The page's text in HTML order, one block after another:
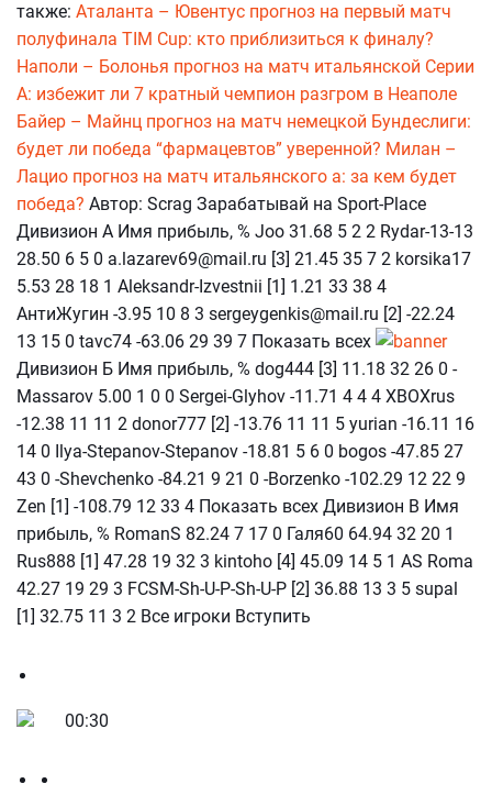
также: Аталанта – Ювентус прогноз на первый матч
полуфинала TIM Cup: кто приблизиться к финалу?
Наполи – Болонья прогноз на матч итальянской Серии
А: избежит ли 7 кратный чемпион разгром в Неаполе
Байер – Майнц прогноз на матч немецкой Бундеслиги:
будет ли победа “фармацевтов” уверенной? Милан –
Лацио прогноз на матч итальянского а: за кем будет
победа? Автор: Scrag Зарабатывай на Sport-Place
Дивизион А Имя прибыль, % Joo 31.68 5 2 2 Rydar-13-13
28.50 6 5 0 a.lazarev69@mail.ru [3] 21.45 35 7 2 korsika17
5.53 28 18 1 Aleksandr-Izvestnii [1] 1.21 33 38 4
АнтиЖугин -3.95 10 8 3 sergeygenkis@mail.ru [2] -22.24
13 15 0 tavc74 -63.06 29 39 7 Показать всех
Дивизион Б Имя прибыль, % dog444 [3] 11.18 32 26 0 -
Massarov 5.00 1 0 0 Sergei-Glyhov -11.71 4 4 4 XBOXrus
-12.38 11 11 2 donor777 [2] -13.76 11 11 5 yurian -16.11 16
14 0 Ilya-Stepanov-Stepanov -18.81 5 6 0 bogos -47.85 27
43 0 -Shevchenko -84.21 9 21 0 -Borzenko -102.29 12 22 9
Zen [1] -108.79 12 33 4 Показать всех Дивизион В Имя
прибыль, % RomanS 82.24 7 17 0 Галя60 64.94 32 20 1
Rus888 [1] 47.28 19 32 3 kintoho [4] 45.09 14 5 1 AS Roma
42.27 19 29 3 FCSM-Sh-U-P-Sh-U-P [2] 36.88 13 3 5 supal
[1] 32.75 11 3 2 Все игроки Вступить
00:30